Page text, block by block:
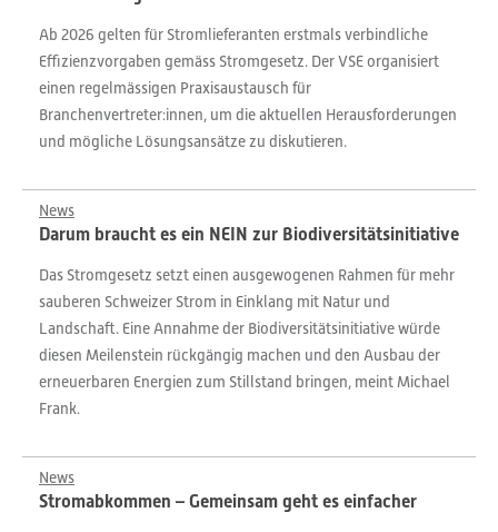
Ab 2026 gelten für Stromlieferanten erstmals verbindliche
Effizienzvorgaben gemäss Stromgesetz. Der VSE organisiert
einen regelmässigen Praxisaustausch für
Branchenvertreter:innen, um die aktuellen Herausforderungen
und mögliche Lösungsansätze zu diskutieren.
News
Darum braucht es ein NEIN zur Biodiversitätsinitiative
Das Stromgesetz setzt einen ausgewogenen Rahmen für mehr
sauberen Schweizer Strom in Einklang mit Natur und
Landschaft. Eine Annahme der Biodiversitätsinitiative würde
diesen Meilenstein rückgängig machen und den Ausbau der
erneuerbaren Energien zum Stillstand bringen, meint Michael
Frank.
News
Stromabkommen – Gemeinsam geht es einfacher